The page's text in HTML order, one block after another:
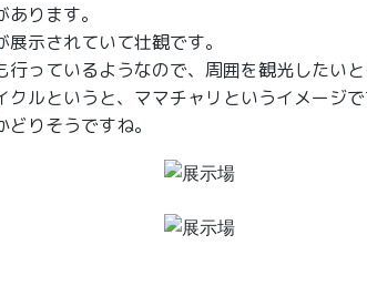
ります。
示されていて壮観です。
っているようなので、周囲を観光したいと
クルというと、ママチャリというイメージ
りそうですね。